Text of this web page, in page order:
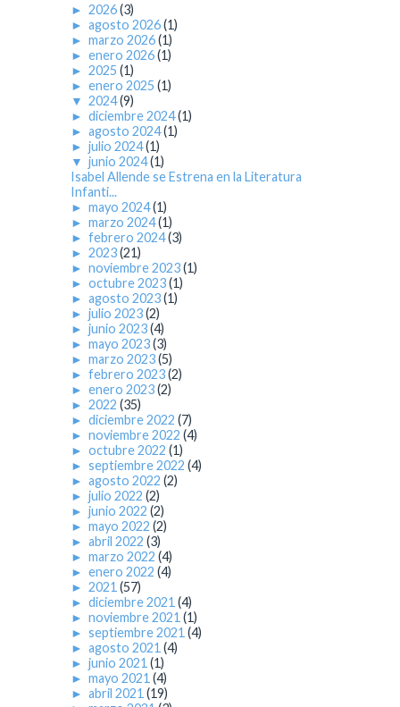
► 2026(3)
► agosto 2026(1)
► marzo 2026(1)
► enero 2026(1)
► 2025 (1)
► enero 2025 (1)
▼ 2024(9)
► diciembre 2024(1)
► agosto 2024(1)
► julio 2024(1)
▼ junio 2024(1)
Isabel Allende se Estrena en la Literatura
Infanti...
► mayo 2024(1)
► marzo 2024(1)
► febrero 2024(3)
► 2023(21)
► noviembre 2023(1)
► octubre 2023(1)
► agosto 2023(1)
► julio 2023(2)
► junio 2023(4)
► mayo 2023(3)
► marzo 2023(5)
► febrero 2023(2)
► enero 2023(2)
► 2022 (35)
► diciembre 2022 (7)
► noviembre 2022 (4)
► octubre 2022 (1)
► septiembre 2022 (4)
► agosto 2022 (2)
► julio 2022 (2)
► junio 2022 (2)
► mayo 2022 (2)
► abril 2022 (3)
► marzo 2022 (4)
► enero 2022 (4)
► 2021 (57)
► diciembre 2021 (4)
► noviembre 2021 (1)
► septiembre 2021 (4)
► agosto 2021 (4)
► junio 2021 (1)
► mayo 2021 (4)
► abril 2021 (19)